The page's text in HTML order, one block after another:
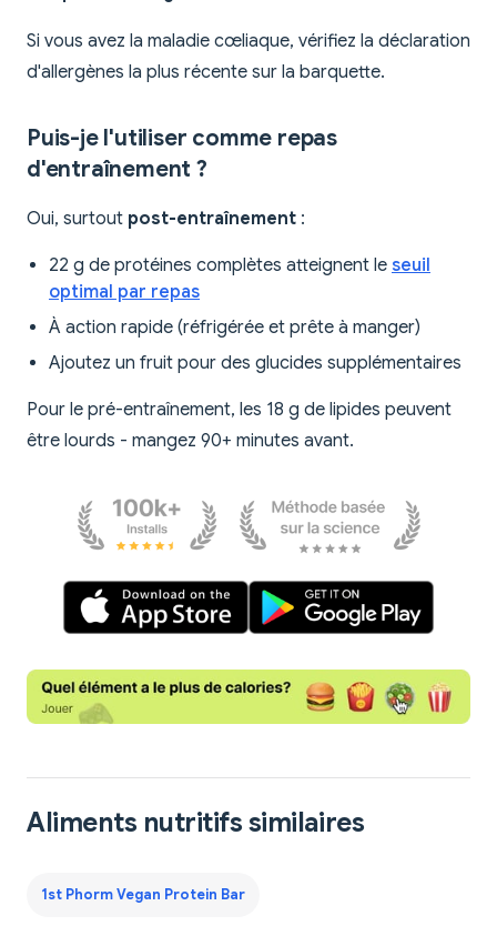
Si vous avez la maladie cœliaque, vérifiez la déclaration
d'allergènes la plus récente sur la barquette.
Puis-je l'utiliser comme repas
d'entraînement ?
Oui, surtout post-entraînement :
22 g de protéines complètes atteignent le seuil
optimal par repas
À action rapide (réfrigérée et prête à manger)
Ajoutez un fruit pour des glucides supplémentaires
Pour le pré-entraînement, les 18 g de lipides peuvent
être lourds - mangez 90+ minutes avant.
Aliments nutritifs similaires
1st Phorm Vegan Protein Bar